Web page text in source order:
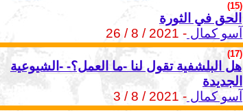
(15)
الحق في الثورة
آسو كمال - 2021 / 8 / 26
(17)
هل البلشفية تقول لنا -ما العمل؟- -الشيوعية
الجديدة
آسو كمال - 2021 / 8 / 3